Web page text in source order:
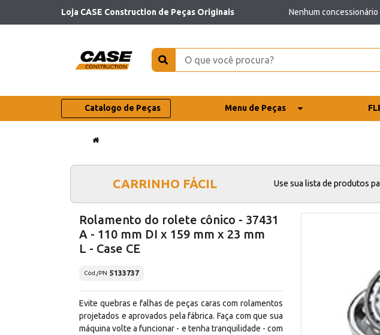
Loja CASE Construction de Peças Originais Nenhum
Catalogo de Peças Menu de Peças
CARRINHO FÁCIL Use sua lista de produtos
Rolamento do rolete cônico - 37431
A - 110 mm DI x 159 mm x 23 mm
L - Case CE
Cód./PN 5133737
Evite quebras e falhas de peças caras com rolamentos
projetados e aprovados pela fábrica. Faça com que sua
máquina volte a funcionar - e tenha tranquilidade - com